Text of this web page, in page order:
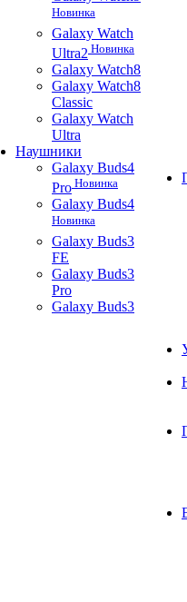
Новинка
Galaxy Watch
Ultra2 Новинка
Galaxy Watch8
Galaxy Watch8
Classic
Galaxy Watch
Ultra
Наушники
Galaxy Buds4
Pro Новинка
Galaxy Buds4
Новинка
Galaxy Buds3
FE
Galaxy Buds3
Pro
Galaxy Buds3